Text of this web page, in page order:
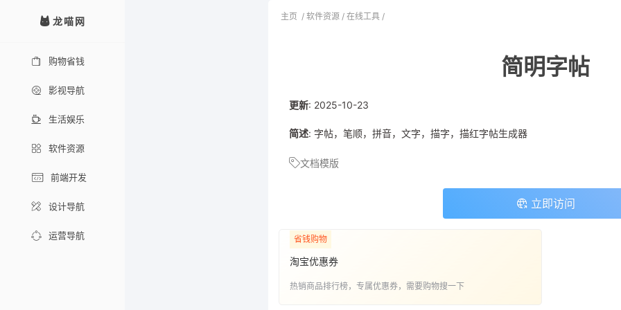
龙喵网
购物省钱
影视导航
生活娱乐
软件资源
前端开发
设计导航
运营导航
主页 / 软件资源 / 在线工具 /
简明字帖
更新: 2025-10-23
简述: 字帖，笔顺，拼音，文字，描字，描红字帖生成器
文档模版
立即访问
省钱购物
淘宝优惠券
热销商品排行榜，专属优惠券，需要购物搜一下